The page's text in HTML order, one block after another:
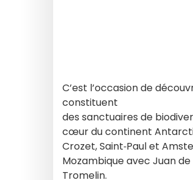
C’est l’occasion de
constituent
des sanctuaires de
cœur du continent
Crozet, Saint‐Paul et
Mozambique avec Juan de
Tromelin.